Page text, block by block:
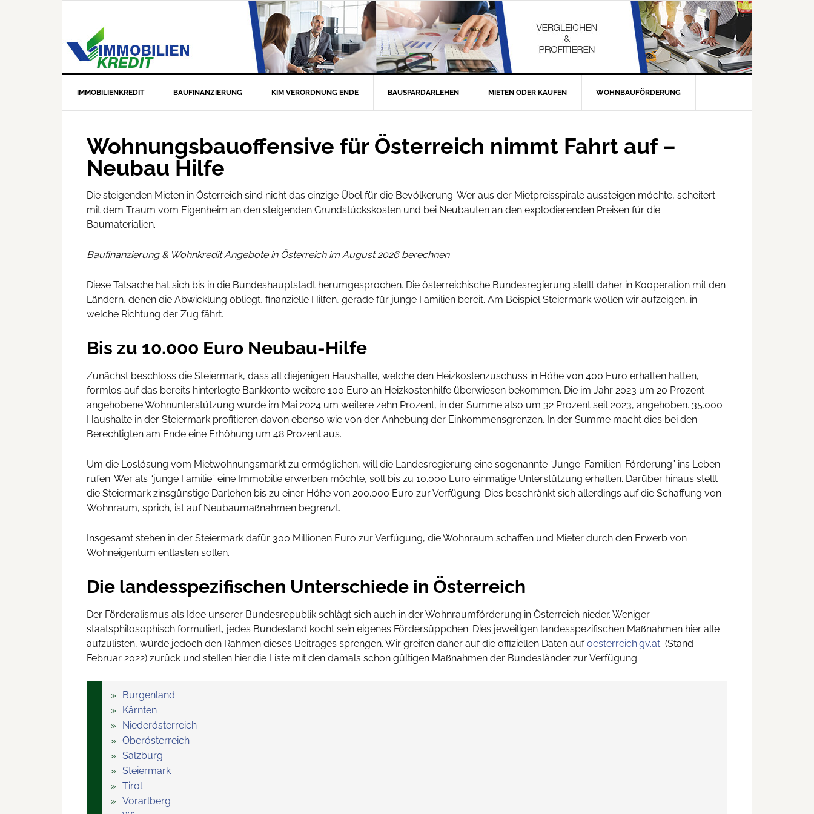
IMMOBILIENKREDIT BAUFINANZIERUNG KIM VERORDNUNG ENDE BAUSPARDARLEHEN MIETEN ODER KAUFEN WOHNBAUFÖRDERUNG
Wohnungsbauoffensive für Österreich nimmt Fahrt auf –
Neubau Hilfe
Die steigenden Mieten in Österreich sind nicht das einzige Übel für die Bevölkerung. Wer aus der Mietpreisspirale aussteigen möchte, scheitert
mit dem Traum vom Eigenheim an den steigenden Grundstückskosten und bei Neubauten an den explodierenden Preisen für die
Baumaterialien.
Baufinanzierung & Wohnkredit Angebote in Österreich im August 2026 berechnen
Diese Tatsache hat sich bis in die Bundeshauptstadt herumgesprochen. Die österreichische Bundesregierung stellt daher in Kooperation mit den
Ländern, denen die Abwicklung obliegt, finanzielle Hilfen, gerade für junge Familien bereit. Am Beispiel Steiermark wollen wir aufzeigen, in
welche Richtung der Zug fährt.
Bis zu 10.000 Euro Neubau-Hilfe
Zunächst beschloss die Steiermark, dass all diejenigen Haushalte, welche den Heizkostenzuschuss in Höhe von 400 Euro erhalten hatten,
formlos auf das bereits hinterlegte Bankkonto weitere 100 Euro an Heizkostenhilfe überwiesen bekommen. Die im Jahr 2023 um 20 Prozent
angehobene Wohnunterstützung wurde im Mai 2024 um weitere zehn Prozent, in der Summe also um 32 Prozent seit 2023, angehoben. 35.000
Haushalte in der Steiermark profitieren davon ebenso wie von der Anhebung der Einkommensgrenzen. In der Summe macht dies bei den
Berechtigten am Ende eine Erhöhung um 48 Prozent aus.
Um die Loslösung vom Mietwohnungsmarkt zu ermöglichen, will die Landesregierung eine sogenannte “Junge-Familien-Förderung” ins Leben
rufen. Wer als “junge Familie” eine Immobilie erwerben möchte, soll bis zu 10.000 Euro einmalige Unterstützung erhalten. Darüber hinaus stellt
die Steiermark zinsgünstige Darlehen bis zu einer Höhe von 200.000 Euro zur Verfügung. Dies beschränkt sich allerdings auf die Schaffung von
Wohnraum, sprich, ist auf Neubaumaßnahmen begrenzt.
Insgesamt stehen in der Steiermark dafür 300 Millionen Euro zur Verfügung, die Wohnraum schaffen und Mieter durch den Erwerb von
Wohneigentum entlasten sollen.
Die landesspezifischen Unterschiede in Österreich
Der Förderalismus als Idee unserer Bundesrepublik schlägt sich auch in der Wohnraumförderung in Österreich nieder. Weniger
staatsphilosophisch formuliert, jedes Bundesland kocht sein eigenes Fördersüppchen. Dies jeweiligen landesspezifischen Maßnahmen hier alle
aufzulisten, würde jedoch den Rahmen dieses Beitrages sprengen. Wir greifen daher auf die offiziellen Daten aufoesterreich.gv.at (Stand
Februar 2022) zurück und stellen hier die Liste mit den damals schon gültigen Maßnahmen der Bundesländer zur Verfügung:
Burgenland
Kärnten
Niederösterreich
Oberösterreich
Salzburg
Steiermark
Tirol
Vorarlberg